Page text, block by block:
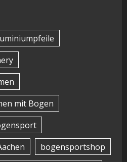
mit Bogen
bogensportshop